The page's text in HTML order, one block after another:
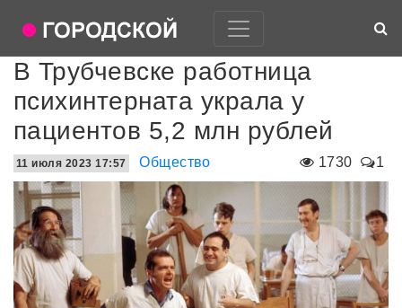
В Трубчевске работница
психинтерната украла у
пациентов 5,2 млн рублей
1730 1
11 июля 2023 17:57 Общество